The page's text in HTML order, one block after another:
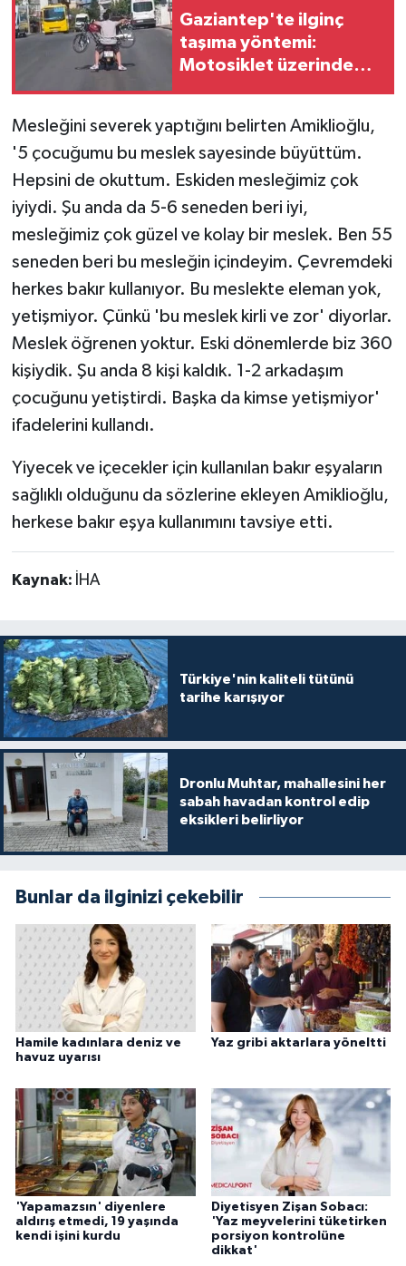
Gaziantep'te ilginç
taşıma yöntemi:
Motosiklet üzerinde
Mesleğini severek yaptığını belirten Amiklioğlu,
'5 çocuğumu bu meslek sayesinde büyüttüm.
Hepsini de okuttum. Eskiden mesleğimiz çok
iyiydi. Şu anda da 5-6 seneden beri iyi,
mesleğimiz çok güzel ve kolay bir meslek. Ben 55
seneden beri bu mesleğin içindeyim. Çevremdeki
herkes bakır kullanıyor. Bu meslekte eleman yok,
yetişmiyor. Çünkü 'bu meslek kirli ve zor' diyorlar.
Meslek öğrenen yoktur. Eski dönemlerde biz 360
kişiydik. Şu anda 8 kişi kaldık. 1-2 arkadaşım
çocuğunu yetiştirdi. Başka da kimse yetişmiyor'
ifadelerini kullandı.
Yiyecek ve içecekler için kullanılan bakır eşyaların
sağlıklı olduğunu da sözlerine ekleyen Amiklioğlu,
herkese bakır eşya kullanımını tavsiye etti.
Kaynak: İHA
Türkiye'nin kaliteli tütünü
tarihe karışıyor
Dronlu Muhtar, mahallesini her
sabah havadan kontrol edip
eksikleri belirliyor
Bunlar da ilginizi çekebilir
Hamile kadınlara deniz ve
havuz uyarısı
Yaz gribi aktarlara yöneltti
'Yapamazsın' diyenlere
aldırış etmedi, 19 yaşında
kendi işini kurdu
Diyetisyen Zişan Sobacı:
'Yaz meyvelerini tüketirken
porsiyon kontrolüne
dikkat'